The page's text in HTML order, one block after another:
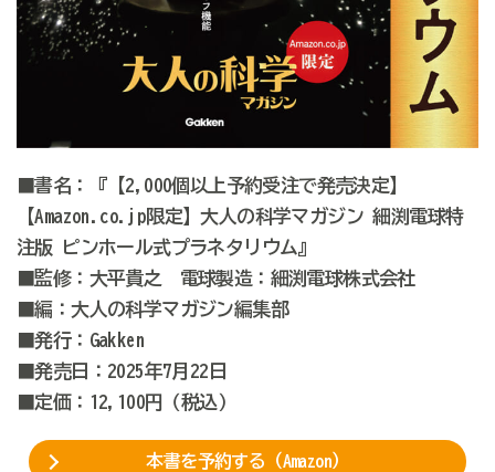
■書名：
『【2,000個以上予約受注で発売決定】
【Amazon.co.jp限定】大人の科学マガジン 細渕電球特
注版 ピンホール式プラネタリウム』
■監修：大平貴之 電球製造：細渕電球株式会社
■編：大人の科学マガジン編集部
■発行：Gakken
■発売日：2025年7月22日
■定価：12,100円（税込）
本書を予約する（Amazon）